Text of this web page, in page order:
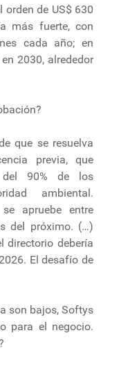
orden de US$ 630
más fuerte, con
cada año; en
2030, alrededor
que se resuelva
previa, que
del 90% de los
ambiental.
apruebe entre
del próximo. (…)
directorio debería
El desafío de
son bajos, Softys
para el negocio.